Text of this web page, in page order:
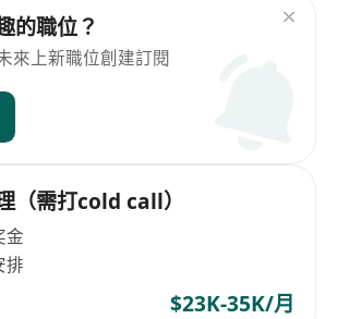
的職位？
來上新職位創建訂閱
（需打cold call）
金
排
$23K-35K/月